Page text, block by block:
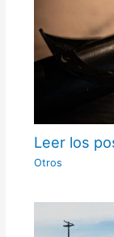
Leer los
Otros